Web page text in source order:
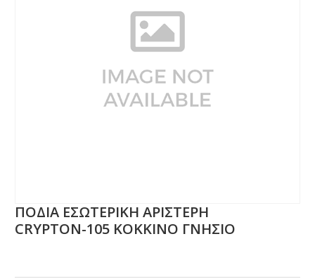
ΠΟΔΙΑ ΕΣΩΤΕΡΙΚΗ ΑΡΙΣΤΕΡΗ
CRΥΡΤΟΝ-105 ΚΟΚΚΙΝΟ ΓΝΗΣΙΟ